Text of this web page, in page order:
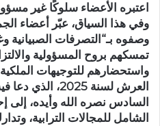
اعتبره الأعضاء سلوكًا غير
وفي هذا السياق، عبّر أعضاء
وصفوه بـ“التصرفات الصبيانية
تمسكهم بروح المسؤولية
واستحضارهم للتوجيهات
العرش لسنة
السادس نصره الله وأيده، إلى
الشامل للمجالات الترابية،